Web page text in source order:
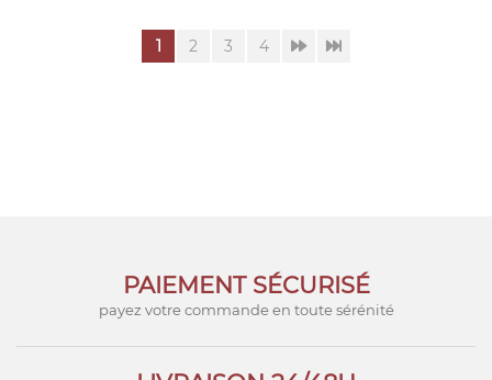
1 2 3 4
PAIEMENT SÉCURISÉ
payez votre commande en toute sérénité